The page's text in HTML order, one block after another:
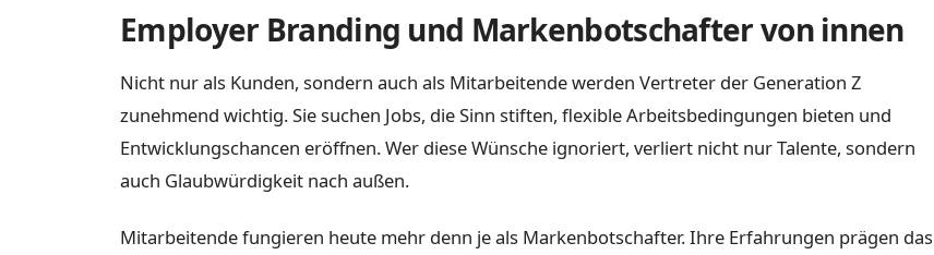
Employer Branding und Markenbotschafter von innen
Nicht nur als Kunden, sondern auch als Mitarbeitende werden Vertreter der Generation Z
zunehmend wichtig. Sie suchen Jobs, die Sinn stiften, flexible Arbeitsbedingungen bieten und
Entwicklungschancen eröffnen. Wer diese Wünsche ignoriert, verliert nicht nur Talente, sondern
auch Glaubwürdigkeit nach außen.
Mitarbeitende fungieren heute mehr denn je als Markenbotschafter. Ihre Erfahrungen prägen das